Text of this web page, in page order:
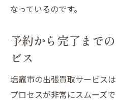
なっているのです。
予約から完了まで
ビス
塩竈市の出張買取サービス
プロセスが非常にスムーズ